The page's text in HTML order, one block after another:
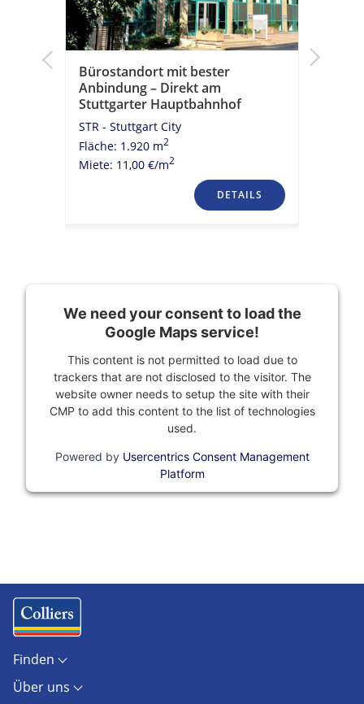
Bürostandort mit bester
Anbindung – Direkt am
Stuttgarter Hauptbahnhof
STR - Stuttgart City
Fläche: 1.920 m2
Miete: 11,00 €/m2
DETAILS
We need your consent to load the
Google Maps service!
This content is not permitted to load due to
trackers that are not disclosed to the visitor. The
website owner needs to setup the site with their
CMP to add this content to the list of technologies
used.
Powered by Usercentrics Consent Management
Platform
Finden
Objekte
Standorte
Über uns